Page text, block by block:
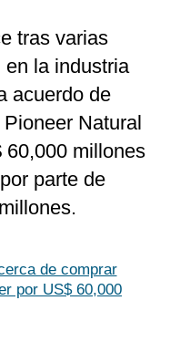
tras varias
en la industria
acuerdo de
Natural
60,000 millones
parte de
de comprar
por US$ 60,000